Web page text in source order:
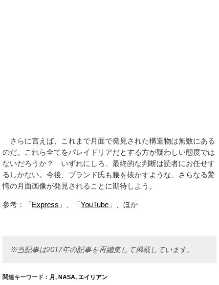
さらに言えば、これまで月面で発見された構造物は無数にある
のだ。これら全てをパレイドリアだとする方が疑わしい態度では
ないだろうか？ いずれにしろ、最終的な判断は読者にお任せす
るしかない。今後、ブランド氏も腰を抜かすような、さらなる驚
愕の月面画像が発見されることに期待しよう。
参考：「Express 」、「YouTube 」、ほか
※当記事は2017年の記事を再編集して掲載しています。
関連キーワード： 月 , NASA, エイリアン